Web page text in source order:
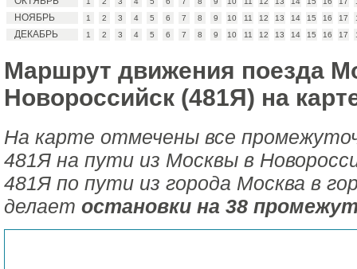
НОЯБРЬ 1 2 3 4 5 6 7 8 9 10 11 12 13 14 15 16 17
ДЕКАБРЬ 1 2 3 4 5 6 7 8 9 10 11 12 13 14 15 16 17
Маршрут движения поезда
Новороссийск (481Я) на
На карте отмечены все
481Я на пути из Москвы в
481Я по пути из города Москва в
делает остановки на 38